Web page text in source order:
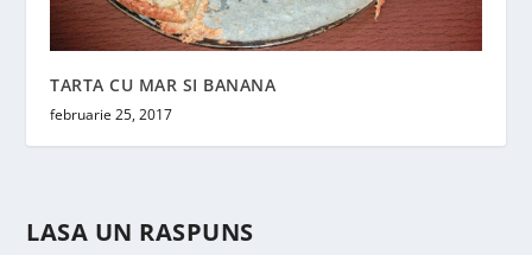
TARTA CU MAR SI BANANA
februarie 25, 2017
LASA UN RASPUNS